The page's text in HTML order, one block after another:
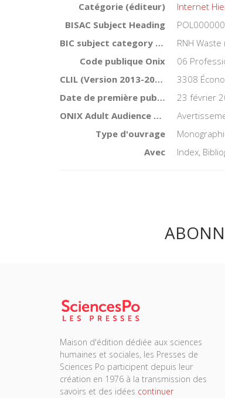
Catégorie (éditeur)
Internet
BISAC Subject Heading
POL000000
BIC subject category (UK)
RNH
Code publique Onix
06
CLIL (Version 2013-2019 )
3308
Date de première publication du titre
23 février
ONIX Adult Audience Rating
Type d'ouvrage
Avec
Index,
Maison d'édition dédiée aux sciences
humaines et sociales, les Presses de
Sciences Po participent depuis leur
création en 1976 à la transmission des
savoirs et des idées continuer